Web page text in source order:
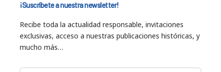
¡Suscríbete a nuestra newsletter!
Recibe toda la actualidad responsable, invitaciones
exclusivas, acceso a nuestras publicaciones históricas, y
mucho más…